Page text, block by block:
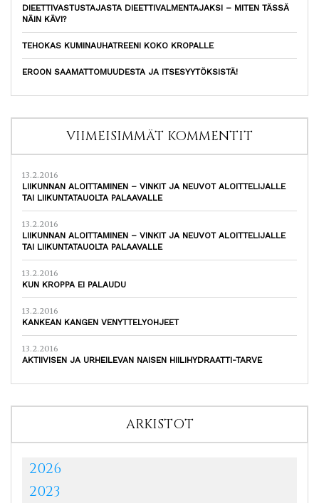
DIEETTIVASTUSTAJASTA DIEETTIVALMENTAJAKSI – MITEN TÄSSÄ
NÄIN KÄVI?
TEHOKAS KUMINAUHATREENI KOKO KROPALLE
EROON SAAMATTOMUUDESTA JA ITSESYYTÖKSISTÄ!
VIIMEISIMMÄT KOMMENTIT
13.2.2016
LIIKUNNAN ALOITTAMINEN – VINKIT JA NEUVOT ALOITTELIJALLE
TAI LIIKUNTATAUOLTA PALAAVALLE
13.2.2016
LIIKUNNAN ALOITTAMINEN – VINKIT JA NEUVOT ALOITTELIJALLE
TAI LIIKUNTATAUOLTA PALAAVALLE
13.2.2016
KUN KROPPA EI PALAUDU
13.2.2016
KANKEAN KANGEN VENYTTELYOHJEET
13.2.2016
AKTIIVISEN JA URHEILEVAN NAISEN HIILIHYDRAATTI-TARVE
ARKISTOT
2026
2023